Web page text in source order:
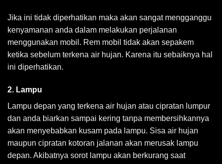
Jika ini tidak diperhatikan maka akan sangat mengganggu
kenyamanan anda dalam melakukan perjalanan
menggunakan mobil. Rem mobil tidak akan sepakem
ketika sebelum terkena air hujan. Karena itu sebaiknya hal
ini diperhatikan.
2. Lampu
Lampu depan yang terkena air hujan atau cipratan lumpur
dan anda biarkan sampai kering tanpa membersihkannya
akan menyebabkan kusam pada lampu. Sisa air hujan
maupun cipratan kotoran jalanan akan merusak lampu
depan. Akibatnya sorot lampu akan berkurang saat